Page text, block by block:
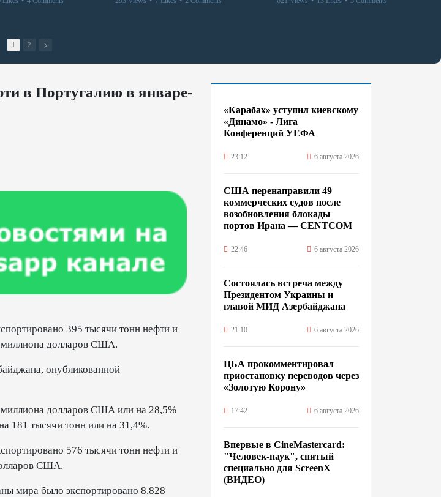
1 2
в Португалию в январе-
395 тысячи тонн нефти и
миллиона долларов США.
опубликованной
миллиона долларов США или на 28,5%
181 тысячи тонн или на 31,4%.
576 тысячи тонн нефти и
США.
мира было экспортировано 8,828
«Карабах» уступил киевскому
«Динамо» - Лига
Конференций УЕФА
23:12 6 августа 2026
США перенаправили 49
коммерческих судов после
возобновления блокады
портов Ирана — CENTCOM
22:46 6 августа 2026
Состоялась встреча между
Президентом Украины и
главой МИД Азербайджана
21:10 6 августа 2026
ЦБА прокомментировал
приостановку переводов через
«Золотую Корону»
17:42 6 августа 2026
Впервые в CineMastercard:
"Человек-паук", снятый
специально для ScreenX
(ВИДЕО)